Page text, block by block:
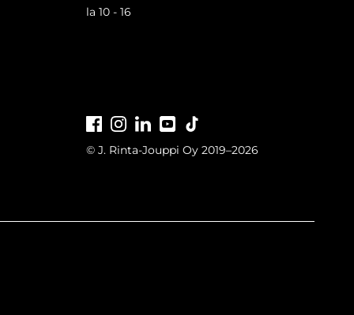
la 10 - 16
FacebookInstagramLinkedInYoutube
© J. Rinta-Jouppi Oy 2019–2026